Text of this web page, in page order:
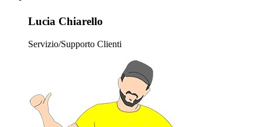
Lucia Chiarello
Servizio/Supporto Clienti